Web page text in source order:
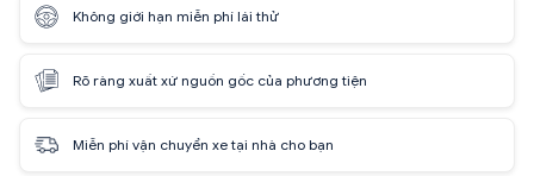
Không giới hạn miễn phí lái thử
Rõ ràng xuất xứ nguồn gốc của phương tiện
Miễn phí vận chuyển xe tại nhà cho bạn